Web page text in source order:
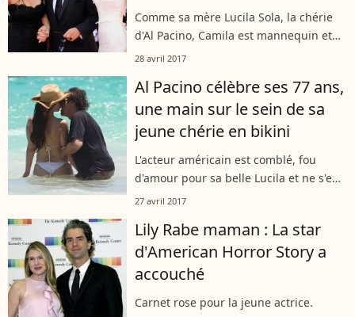
Comme sa mère Lucila Sola, la chérie
d'Al Pacino, Camila est mannequin et
on comprend bien pourquoi...
28 avril 2017
Al Pacino célèbre ses 77 ans,
une main sur le sein de sa
jeune chérie en bikini
L'acteur américain est comblé, fou
d'amour pour sa belle Lucila et ne s'en
cache pas !
27 avril 2017
Lily Rabe maman : La star
d'American Horror Story a
accouché
Carnet rose pour la jeune actrice.